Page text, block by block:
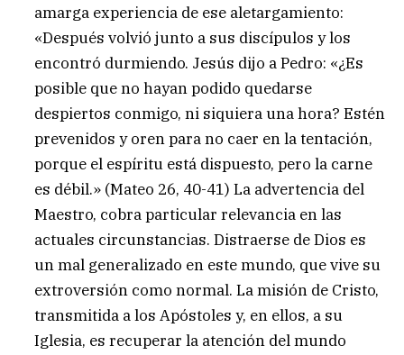
amarga experiencia de ese aletargamiento:
«Después volvió junto a sus discípulos y los
encontró durmiendo. Jesús dijo a Pedro: «¿Es
posible que no hayan podido quedarse
despiertos conmigo, ni siquiera una hora? Estén
prevenidos y oren para no caer en la tentación,
porque el espíritu está dispuesto, pero la carne
es débil.» (Mateo 26, 40-41) La advertencia del
Maestro, cobra particular relevancia en las
actuales circunstancias. Distraerse de Dios es
un mal generalizado en este mundo, que vive su
extroversión como normal. La misión de Cristo,
transmitida a los Apóstoles y, en ellos, a su
Iglesia, es recuperar la atención del mundo